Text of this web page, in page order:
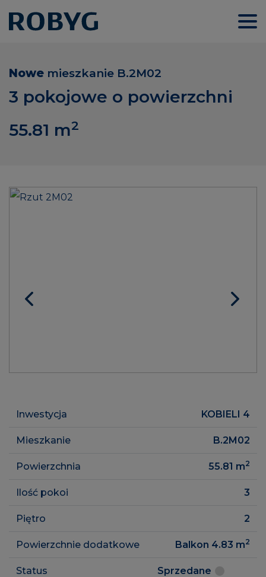
Nowe mieszkanie B.2M02
3 pokojowe o powierzchni
55.81 m2
Inwestycja KOBIELI 4
Mieszkanie B.2M02
Powierzchnia 55.81 m2
Ilość pokoi 3
Piętro 2
Powierzchnie dodatkowe Balkon 4.83 m2
Status Sprzedane